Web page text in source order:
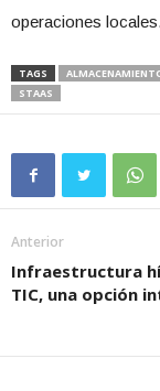
operaciones locales.
TAGS
STAAS
Anterior
Infraestructura
TIC, una opción